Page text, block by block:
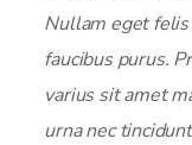
Nullam eget
faucibus purus.
varius sit amet
urna nec